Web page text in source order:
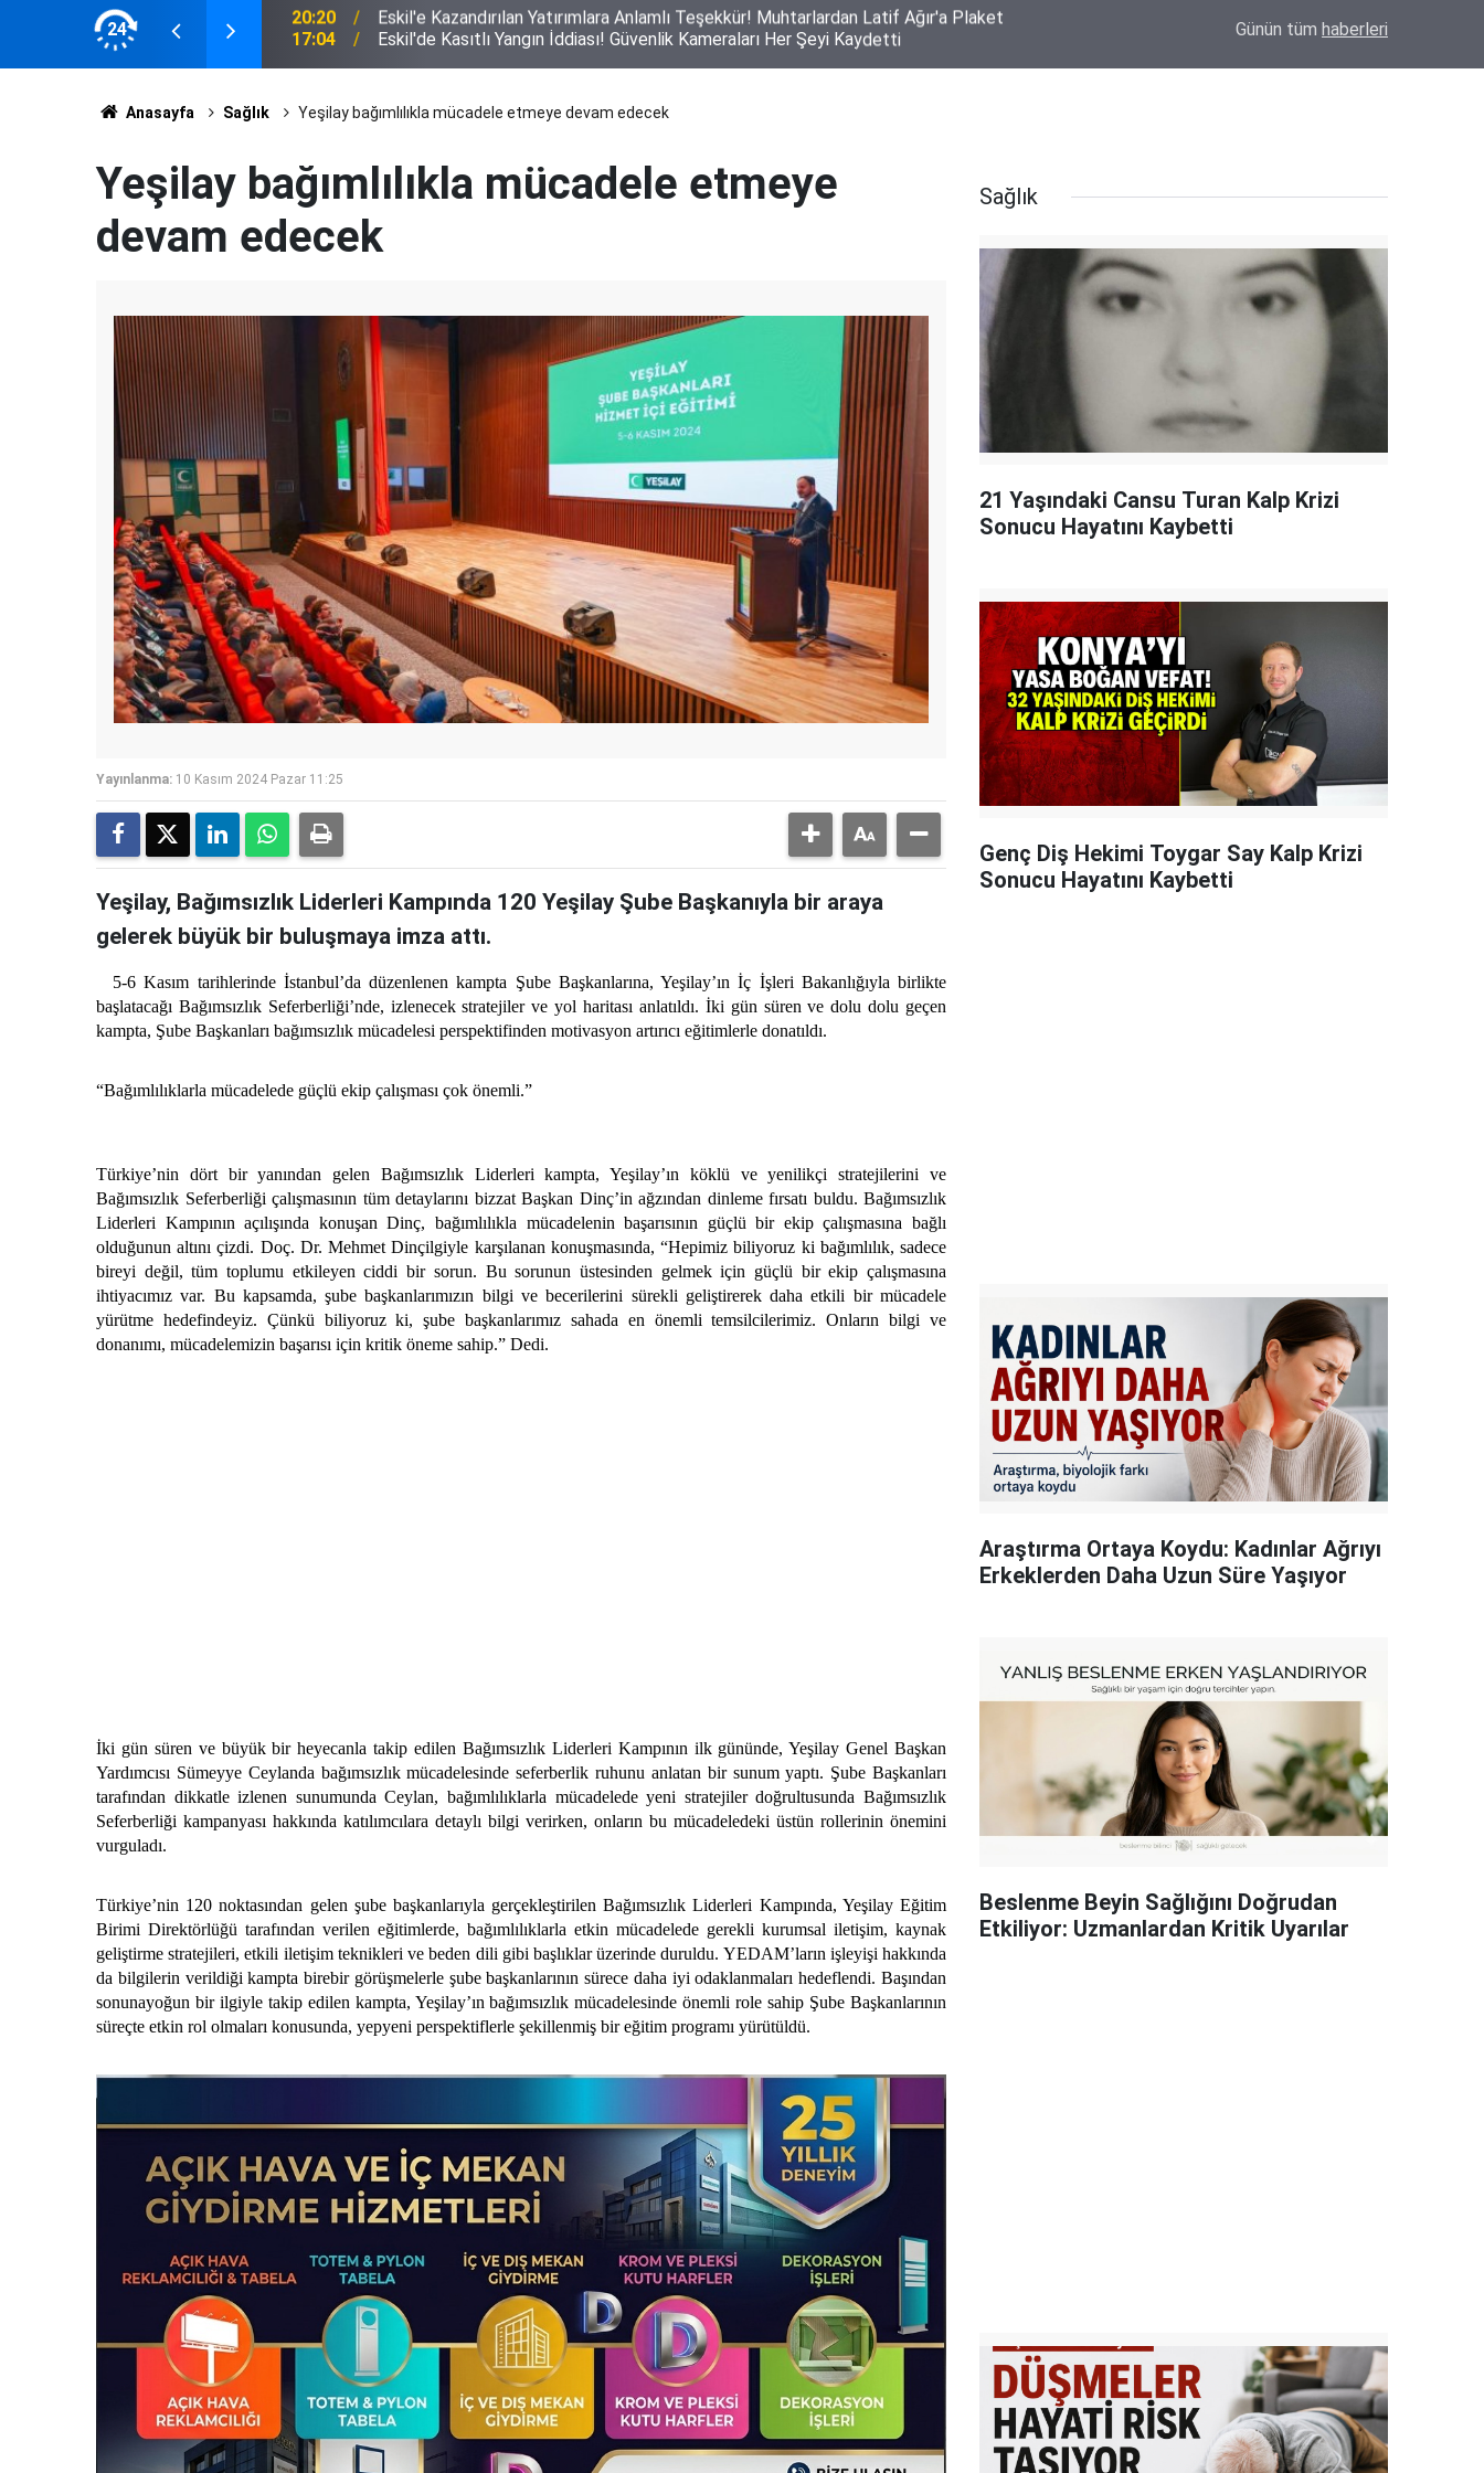
24
Latif Ağır'a Plaket 17:04 Eskil'de Kasıtlı Yangın İddiası! Güvenlik Kameraları Her Şeyi Kaydetti Günün tüm haberleri
Anasayfa Sağlık Yeşilay bağımlılıkla mücadele etmeye devam edecek
Yeşilay bağımlılıkla mücadele etmeye
devam edecek
Yayınlanma: 10 Kasım 2024 Pazar 11:25
Yeşilay, Bağımsızlık Liderleri Kampında 120 Yeşilay Şube Başkanıyla bir araya
gelerek büyük bir buluşmaya imza attı.
5-6 Kasım tarihlerinde İstanbul’da düzenlenen kampta Şube Başkanlarına, Yeşilay’ın İç İşleri Bakanlığıyla birlikte
başlatacağı Bağımsızlık Seferberliği’nde, izlenecek stratejiler ve yol haritası anlatıldı. İki gün süren ve dolu dolu geçen
kampta, Şube Başkanları bağımsızlık mücadelesi perspektifinden motivasyon artırıcı eğitimlerle donatıldı.
“Bağımlılıklarla mücadelede güçlü ekip çalışması çok önemli.”
Türkiye’nin dört bir yanından gelen Bağımsızlık Liderleri kampta, Yeşilay’ın köklü ve yenilikçi stratejilerini ve
Bağımsızlık Seferberliği çalışmasının tüm detaylarını bizzat Başkan Dinç’in ağzından dinleme fırsatı buldu. Bağımsızlık
Liderleri Kampının açılışında konuşan Dinç, bağımlılıkla mücadelenin başarısının güçlü bir ekip çalışmasına bağlı
olduğunun altını çizdi. Doç. Dr. Mehmet Dinçilgiyle karşılanan konuşmasında, “Hepimiz biliyoruz ki bağımlılık, sadece
bireyi değil, tüm toplumu etkileyen ciddi bir sorun. Bu sorunun üstesinden gelmek için güçlü bir ekip çalışmasına
ihtiyacımız var. Bu kapsamda, şube başkanlarımızın bilgi ve becerilerini sürekli geliştirerek daha etkili bir mücadele
yürütme hedefindeyiz. Çünkü biliyoruz ki, şube başkanlarımız sahada en önemli temsilcilerimiz. Onların bilgi ve
donanımı, mücadelemizin başarısı için kritik öneme sahip.” Dedi.
İki gün süren ve büyük bir heyecanla takip edilen Bağımsızlık Liderleri Kampının ilk gününde, Yeşilay Genel Başkan
Yardımcısı Sümeyye Ceylanda bağımsızlık mücadelesinde seferberlik ruhunu anlatan bir sunum yaptı. Şube Başkanları
tarafından dikkatle izlenen sunumunda Ceylan, bağımlılıklarla mücadelede yeni stratejiler doğrultusunda Bağımsızlık
Seferberliği kampanyası hakkında katılımcılara detaylı bilgi verirken, onların bu mücadeledeki üstün rollerinin önemini
vurguladı.
Türkiye’nin 120 noktasından gelen şube başkanlarıyla gerçekleştirilen Bağımsızlık Liderleri Kampında, Yeşilay Eğitim
Birimi Direktörlüğü tarafından verilen eğitimlerde, bağımlılıklarla etkin mücadelede gerekli kurumsal iletişim, kaynak
geliştirme stratejileri, etkili iletişim teknikleri ve beden dili gibi başlıklar üzerinde duruldu. YEDAM’ların işleyişi hakkında
da bilgilerin verildiği kampta birebir görüşmelerle şube başkanlarının sürece daha iyi odaklanmaları hedeflendi. Başından
sonunayoğun bir ilgiyle takip edilen kampta, Yeşilay’ın bağımsızlık mücadelesinde önemli role sahip Şube Başkanlarının
süreçte etkin rol olmaları konusunda, yepyeni perspektiflerle şekillenmiş bir eğitim programı yürütüldü.
Sağlık
21 Yaşındaki Cansu Turan Kalp Krizi
Sonucu Hayatını Kaybetti
Genç Diş Hekimi Toygar Say Kalp Krizi
Sonucu Hayatını Kaybetti
Araştırma Ortaya Koydu: Kadınlar Ağrıyı
Erkeklerden Daha Uzun Süre Yaşıyor
Beslenme Beyin Sağlığını Doğrudan
Etkiliyor: Uzmanlardan Kritik Uyarılar